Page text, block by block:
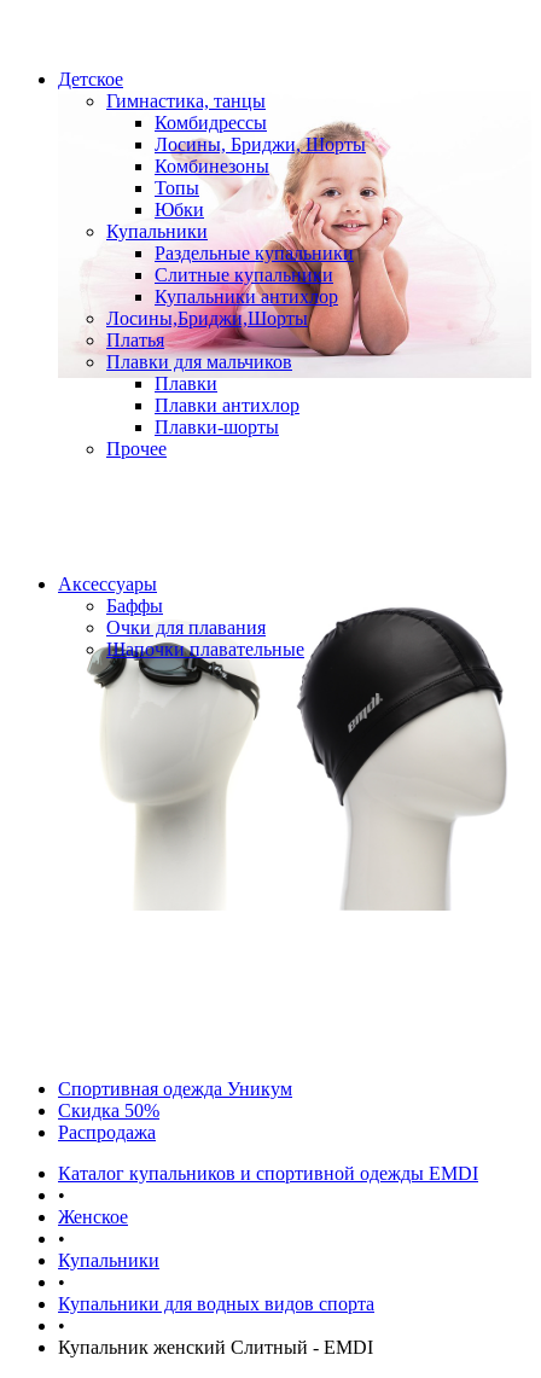
Детское
Гимнастика, танцы
Комбидрессы
Лосины, Бриджи, Шорты
Комбинезоны
Топы
Юбки
Купальники
Раздельные купальники
Слитные купальники
Купальники антихлор
Лосины,Бриджи,Шорты
Платья
Плавки для мальчиков
Плавки
Плавки антихлор
Плавки-шорты
Прочее
Аксессуары
Баффы
Очки для плавания
Шапочки плавательные
Спортивная одежда Уникум
Скидка 50%
Распродажа
Каталог купальников и спортивной одежды EMDI
•
Женское
•
Купальники
•
Купальники для водных видов спорта
•
Купальник женский Слитный - EMDI